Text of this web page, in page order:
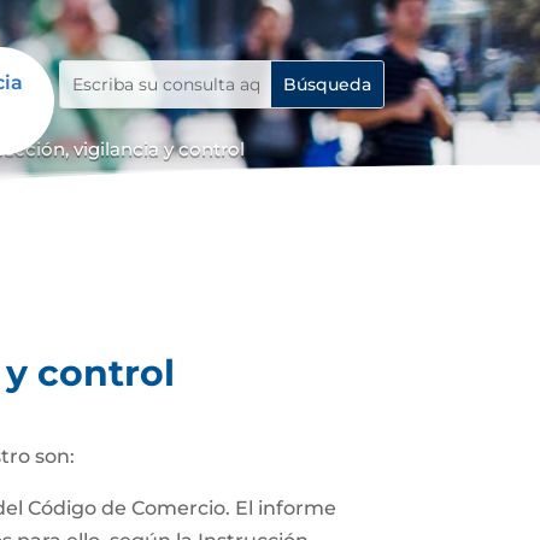
vigilancia y control
control
son:
Código de Comercio. El informe